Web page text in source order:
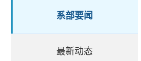
系部要闻
最新动态